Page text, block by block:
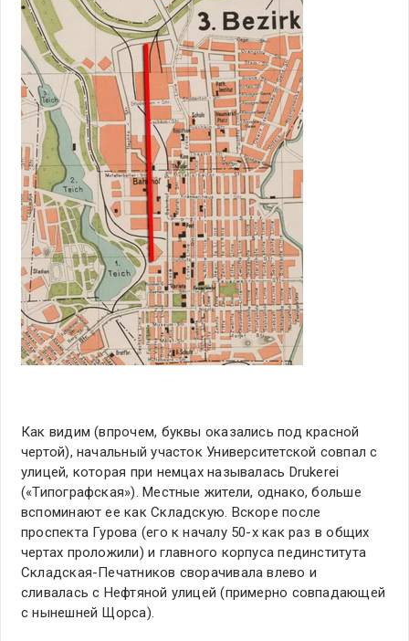
Как видим (впрочем, буквы оказались под красной
чертой), начальный участок Университетской совпал с
улицей, которая при немцах называлась Drukerei
(«Типографская»). Местные жители, однако, больше
вспоминают ее как Складскую. Вскоре после
проспекта Гурова (его к началу 50-х как раз в общих
чертах проложили) и главного корпуса пединститута
Складская-Печатников сворачивала влево и
сливалась с Нефтяной улицей (примерно совпадающей
с нынешней Щорса).